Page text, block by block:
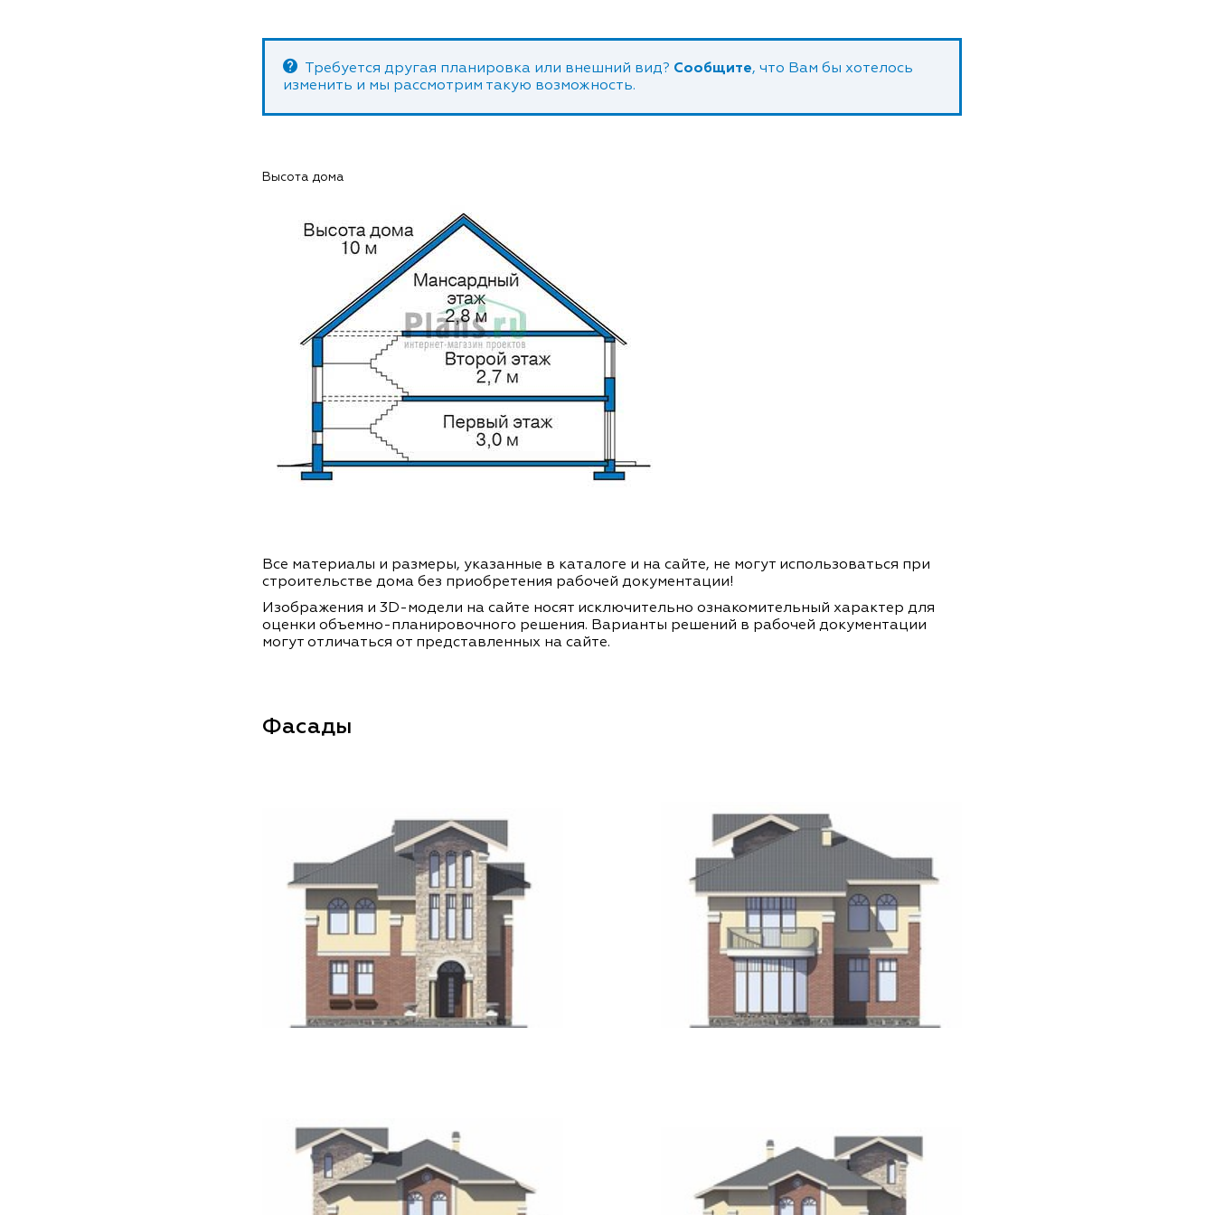
Требуется другая планировка или внешний вид? Сообщите, что Вам бы хотелось
изменить и мы рассмотрим такую возможность.
Высота дома
Все материалы и размеры, указанные в каталоге и на сайте, не могут использоваться при
строительстве дома без приобретения рабочей документации!
Изображения и 3D-модели на сайте носят исключительно ознакомительный характер для
оценки объемно-планировочного решения. Варианты решений в рабочей документации
могут отличаться от представленных на сайте.
Фасады